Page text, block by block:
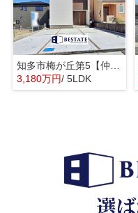
3,180万円/ 5LDK